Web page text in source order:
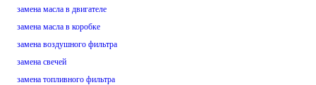
замена масла в двигателе
замена масла в коробке
замена воздушного фильтра
замена свечей
замена топливного фильтра